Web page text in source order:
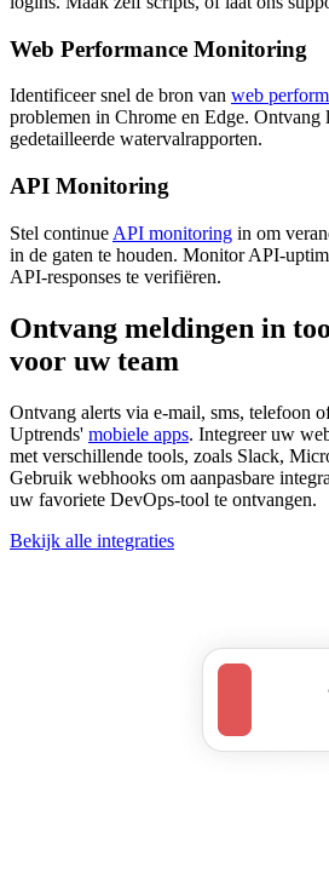
Web Performance Monitoring
Identificeer snel de bron van web
problemen in Chrome en Edge. Ontvang
gedetailleerde watervalrapporten.
API Monitoring
Stel continue API monitoring in om
in de gaten te houden. Monitor API-
API-responses te verifiëren.
Ontvang meldingen in
voor uw team
Ontvang alerts via e-mail, sms, telefoon
Uptrends' mobiele apps. Integreer uw
met verschillende tools, zoals Slack,
Gebruik webhooks om aanpasbare
uw favoriete DevOps-tool te ontvangen.
Bekijk alle integraties